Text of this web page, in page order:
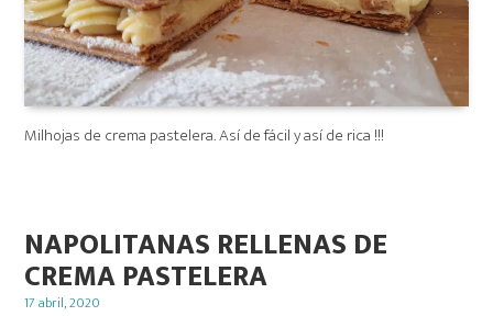
Milhojas de crema pastelera. Así de fácil y así de rica !!!
NAPOLITANAS RELLENAS DE
CREMA PASTELERA
Posted
17 abril, 2020